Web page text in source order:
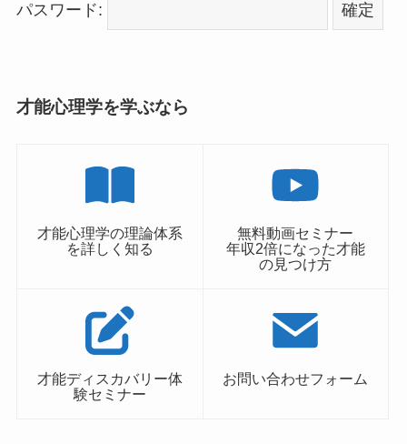
パスワード:
才能心理学を学ぶなら
才能心理学の理論体系
を詳しく知る
無料動画セミナー
年収2倍になった才能
の見つけ方
才能ディスカバリー体
験セミナー
お問い合わせフォーム